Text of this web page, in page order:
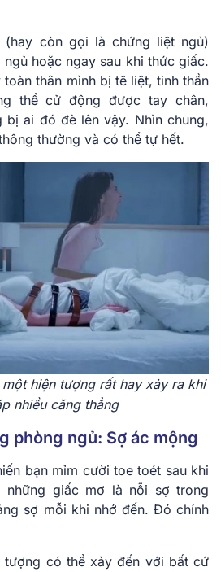
(hay còn gọi là chứng liệt ngủ)
hoặc ngay sau khi thức giấc.
thân mình bị tê liệt, tinh thần
thể cử động được tay chân,
bị ai đó đè lên vậy. Nhìn chung,
thường và có thể tự hết.
một hiện tượng rất hay xảy ra khi
nhiều căng thẳng
phòng ngủ: Sợ ác mộng
bạn mỉm cười toe toét sau khi
những giấc mơ là nỗi sợ trong
sợ mỗi khi nhớ đến. Đó chính
tượng có thể xảy đến với bất cứ